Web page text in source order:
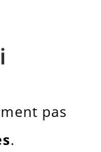
pas
.